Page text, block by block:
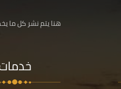
هنا يتم نشر كل ما